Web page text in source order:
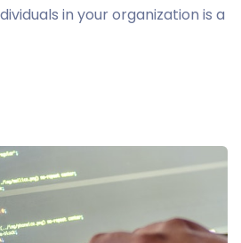
in your organization is a